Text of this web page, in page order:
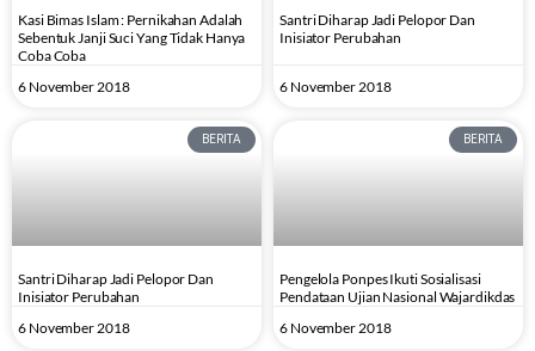
Kasi Bimas Islam : Pernikahan Adalah
Sebentuk Janji Suci Yang Tidak Hanya
Coba Coba
6 November 2018
Santri Diharap Jadi Pelopor Dan
Inisiator Perubahan
6 November 2018
BERITA
Santri Diharap Jadi Pelopor Dan
Inisiator Perubahan
6 November 2018
BERITA
Pengelola Ponpes Ikuti Sosialisasi
Pendataan Ujian Nasional Wajardikdas
6 November 2018